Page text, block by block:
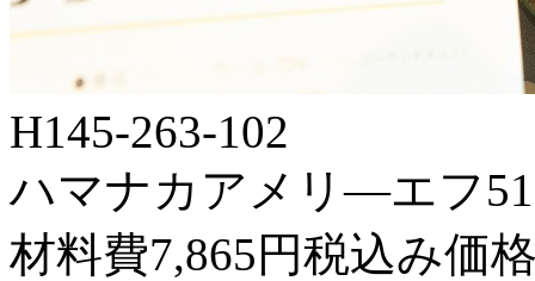
H145-263-102
ハマナカアメリ―エフ
材料費7,865円税込み価